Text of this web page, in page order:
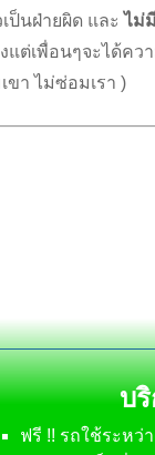
ป็นฝ่ายผิด และไม่
ต่เพื่อนๆจะได้ค
า ไม่ซ่อมเรา )
บริ
ฟรี !! รถใช้ระหว่